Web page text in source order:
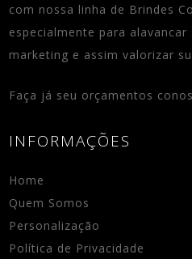
com nossa linha de Brindes
especialmente para
marketing e assim valorizar
Faça já seu orçamentos
INFORMAÇÕES
Home
Quem Somos
Personalização
Política de Privacidade